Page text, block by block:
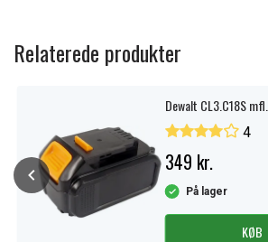
Relaterede produkter
Dewalt CL3.C18S mfl.
4
349 kr.
På lager
KØB